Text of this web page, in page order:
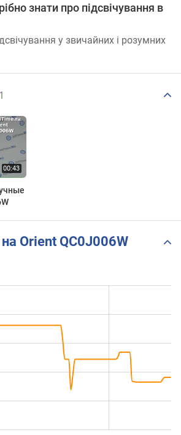
знати про підсвічування в
у звичайних і розумних
1
Orient QC0J006W